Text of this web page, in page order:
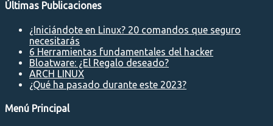
Últimas Publicaciones
¿Iniciándote en Linux? 20 comandos que seguro
necesitarás
6 Herramientas fundamentales del hacker
Bloatware: ¿El Regalo deseado?
ARCH LINUX
¿Qué ha pasado durante este 2023?
Menú Principal